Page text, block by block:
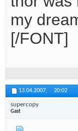
my
[/FONT]
13.04.2007, 20:02
supercopy
Gast